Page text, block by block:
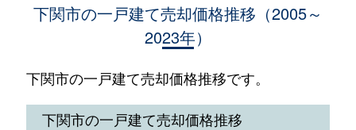
3,300万円
大字有冨
4,000万円
生野町
190万円
下関市の一戸建て売却価格推移（2005～
2023年）
下関市の一戸建て売却価格推移です。
下関市の一戸建て売却価格推移